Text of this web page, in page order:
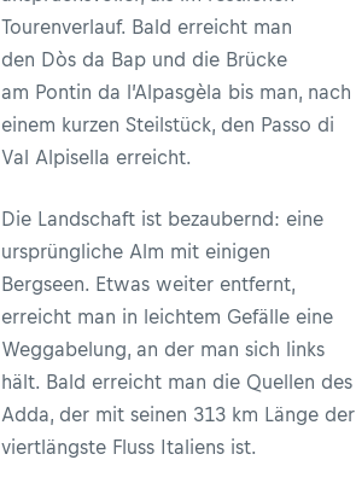
Tourenverlauf. Bald erreicht man
den Dòs da Bap und die Brücke
am Pontin da l’Alpasgèla bis man, nach
einem kurzen Steilstück, den Passo di
Val Alpisella erreicht.
Die Landschaft ist bezaubernd: eine
ursprüngliche Alm mit einigen
Bergseen. Etwas weiter entfernt,
erreicht man in leichtem Gefälle eine
Weggabelung, an der man sich links
hält. Bald erreicht man die Quellen des
Adda, der mit seinen 313 km Länge der
viertlängste Fluss Italiens ist.